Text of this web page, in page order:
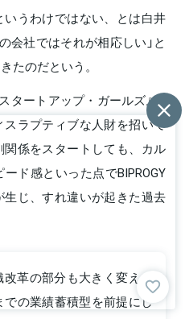
うわけではない、とは白井
会社ではそれが相応しい」と
たのだという。
タートアップ・ガールズ』の
ラプティブな人財を招いて
係をスタートしても、カル
ド感といった点でBIPROGY
じ、すれ違いが起きた過去
革の部分も大きく変える
の業績蓄積型を前提にし